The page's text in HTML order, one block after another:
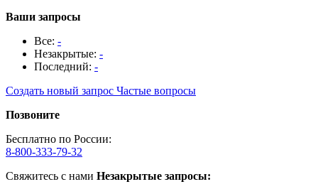
Ваши запросы
Все: -
Незакрытые: -
Последний: -
Создать новый запрос Частые вопросы
Позвоните
Бесплатно по России:
8-800-333-79-32
Свяжитесь с нами Незакрытые запросы: